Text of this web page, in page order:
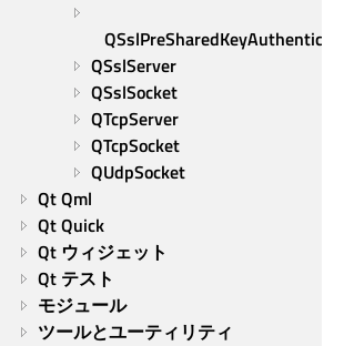
QSslPreSharedKeyAuthenticator
QSslServer
QSslSocket
QTcpServer
QTcpSocket
QUdpSocket
Qt Qml
Qt Quick
Qt ウィジェット
Qt テスト
モジュール
ツールとユーティリティ